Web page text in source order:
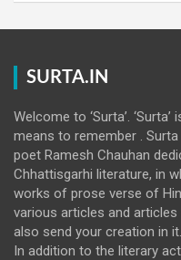
SURTA.IN
Welcome to ‘Surta’.
means to remember .
poet Ramesh Chauhan
Chhattisgarhi literature, in
works of prose verse of
various articles and
also send your creation in it.
In addition to the literary